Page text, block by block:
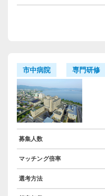
市中病院 専門研修
募集人数
マッチング倍率
選考方法